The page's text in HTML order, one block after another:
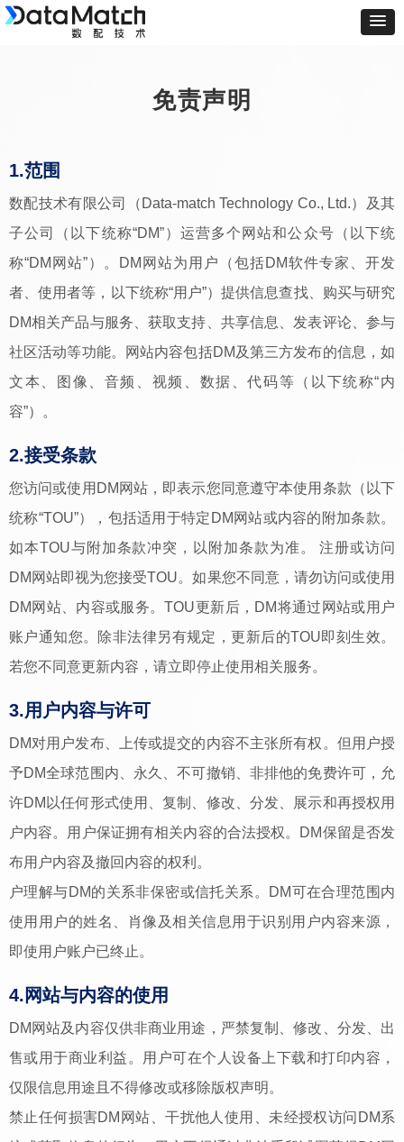
1.范围
数配技术有限公司（Data-match Technology Co., Ltd.）及其
子公司（以下统称“DM”）运营多个网站和公众号（以下统
称“DM网站”）。DM网站为用户（包括DM软件专家、开发
者、使用者等，以下统称“用户”）提供信息查找、购买与研究
DM相关产品与服务、获取支持、共享信息、发表评论、参与
社区活动等功能。网站内容包括DM及第三方发布的信息，如
文本、图像、音频、视频、数据、代码等（以下统称“内
容”）。
2.接受条款
您访问或使用DM网站，即表示您同意遵守本使用条款（以下
统称“TOU”），包括适用于特定DM网站或内容的附加条款。
如本TOU与附加条款冲突，以附加条款为准。 注册或访问
DM网站即视为您接受TOU。如果您不同意，请勿访问或使用
DM网站、内容或服务。TOU更新后，DM将通过网站或用户
账户通知您。除非法律另有规定，更新后的TOU即刻生效。
若您不同意更新内容，请立即停止使用相关服务。
3.用户内容与许可
DM对用户发布、上传或提交的内容不主张所有权。但用户授
予DM全球范围内、永久、不可撤销、非排他的免费许可，允
许DM以任何形式使用、复制、修改、分发、展示和再授权用
户内容。用户保证拥有相关内容的合法授权。DM保留是否发
布用户内容及撤回内容的权利。
户理解与DM的关系非保密或信托关系。DM可在合理范围内
使用用户的姓名、肖像及相关信息用于识别用户内容来源，
即使用户账户已终止。
4.网站与内容的使用
DM网站及内容仅供非商业用途，严禁复制、修改、分发、出
售或用于商业利益。用户可在个人设备上下载和打印内容，
仅限信息用途且不得修改或移除版权声明。
禁止任何损害DM网站、干扰他人使用、未经授权访问DM系
免责声明